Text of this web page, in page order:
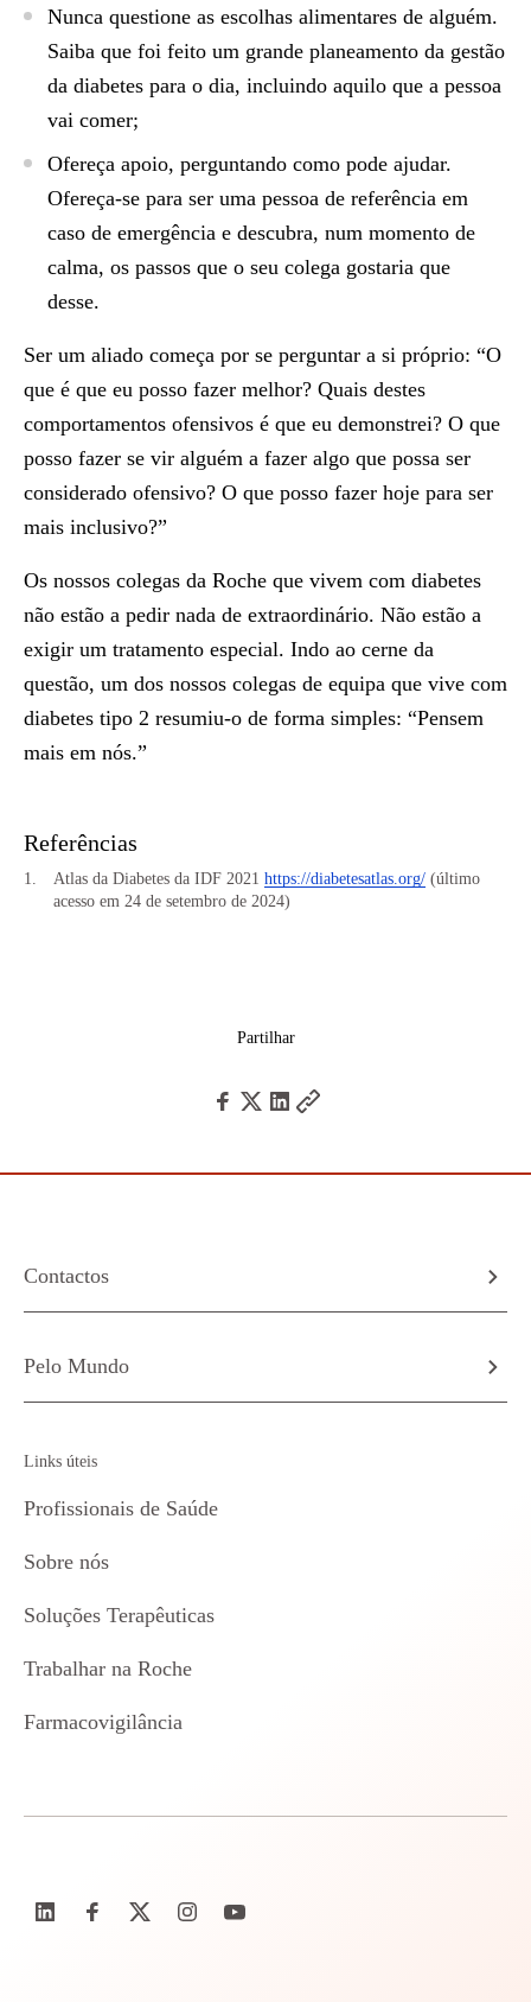
Nunca questione as escolhas alimentares de alguém.
Saiba que foi feito um grande planeamento da gestão
da diabetes para o dia, incluindo aquilo que a pessoa
vai comer;
Ofereça apoio, perguntando como pode ajudar.
Ofereça-se para ser uma pessoa de referência em
caso de emergência e descubra, num momento de
calma, os passos que o seu colega gostaria que
desse.
Ser um aliado começa por se perguntar a si próprio: “O
que é que eu posso fazer melhor? Quais destes
comportamentos ofensivos é que eu demonstrei? O que
posso fazer se vir alguém a fazer algo que possa ser
considerado ofensivo? O que posso fazer hoje para ser
mais inclusivo?”
Os nossos colegas da Roche que vivem com diabetes
não estão a pedir nada de extraordinário. Não estão a
exigir um tratamento especial. Indo ao cerne da
questão, um dos nossos colegas de equipa que vive com
diabetes tipo 2 resumiu-o de forma simples: “Pensem
mais em nós.”
Referências
Atlas da Diabetes da IDF 2021 https://diabetesatlas.org/ (último
acesso em 24 de setembro de 2024)
Partilhar
Contactos
Pelo Mundo
Links úteis
Profissionais de Saúde
Sobre nós
Soluções Terapêuticas
Trabalhar na Roche
Farmacovigilância